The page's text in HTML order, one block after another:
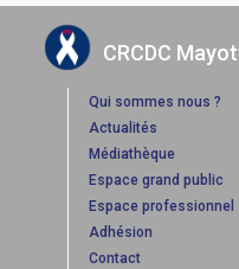
CRCDC
Qui sommes nous ?
Actualités
Médiathèque
Espace grand public
Espace professionnel
Adhésion
Contact